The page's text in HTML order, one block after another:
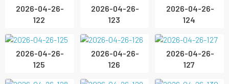
2026-04-26-
122
2026-04-26-
123
2026-04-26-
124
2026-04-26-
125
2026-04-26-
126
2026-04-26-
127